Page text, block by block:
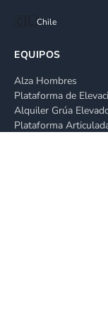
🇨🇱Chile
EQUIPOS
Alza Hombres
Plataforma de
Alquiler Grúa
Plataforma